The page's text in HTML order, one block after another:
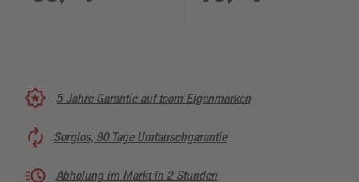
x 194/98 x 194 cm 6
5 Jahre Garantie auf toom Eigenmarken
Sorglos, 90 Tage Umtauschgarantie
Abholung im Markt in 2 Stunden